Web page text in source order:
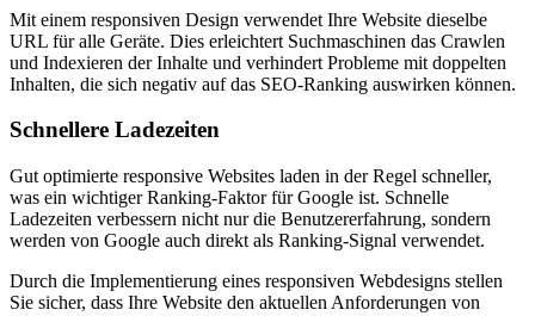
Mit einem responsiven Design verwendet Ihre Website dieselbe
URL für alle Geräte. Dies erleichtert Suchmaschinen das Crawlen
und Indexieren der Inhalte und verhindert Probleme mit doppelten
Inhalten, die sich negativ auf das SEO-Ranking auswirken können.
Schnellere Ladezeiten
Gut optimierte responsive Websites laden in der Regel schneller,
was ein wichtiger Ranking-Faktor für Google ist. Schnelle
Ladezeiten verbessern nicht nur die Benutzererfahrung, sondern
werden von Google auch direkt als Ranking-Signal verwendet.
Durch die Implementierung eines responsiven Webdesigns stellen
Sie sicher, dass Ihre Website den aktuellen Anforderungen von